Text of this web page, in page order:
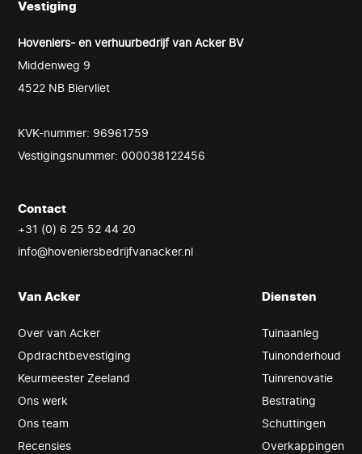
Vestiging
Hoveniers- en verhuurbedrijf van Acker BV
Middenweg 9
4522 NB Biervliet
KVK-nummer: 96961759
Vestigingsnummer: 000038122456
Contact
+31 (0) 6 25 52 44 20
info@hoveniersbedrijfvanacker.nl
Van Acker
Over van Acker
Opdrachtbevestiging
Keurmeester Zeeland
Ons werk
Ons team
Recensies
Diensten
Tuinaanleg
Tuinonderhoud
Tuinrenovatie
Bestrating
Schuttingen
Overkappingen